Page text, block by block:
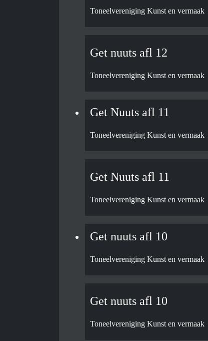
Toneelvereniging Kunst en vermaak
Get nuuts afl 12
Toneelvereniging Kunst en vermaak
Get Nuuts afl 11
Toneelvereniging Kunst en vermaak
Get Nuuts afl 11
Toneelvereniging Kunst en vermaak
Get nuuts afl 10
Toneelvereniging Kunst en vermaak
Get nuuts afl 10
Toneelvereniging Kunst en vermaak